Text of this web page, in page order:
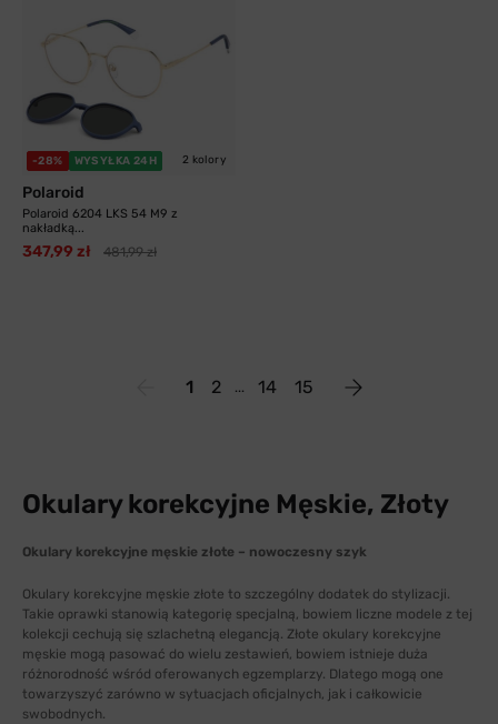
-28% WYSYŁKA 24H 2 kolory
Polaroid
Polaroid 6204 LKS 54 M9 z
nakładką...
347,99 zł 481,99 zł
1 2 14 15
Okulary korekcyjne Męskie, Złoty
Okulary korekcyjne męskie złote – nowoczesny szyk
Okulary korekcyjne męskie złote to szczególny dodatek do stylizacji.
Takie oprawki stanowią kategorię specjalną, bowiem liczne modele z tej
kolekcji cechują się szlachetną elegancją. Złote okulary korekcyjne
męskie mogą pasować do wielu zestawień, bowiem istnieje duża
różnorodność wśród oferowanych egzemplarzy. Dlatego mogą one
towarzyszyć zarówno w sytuacjach oficjalnych, jak i całkowicie
swobodnych.